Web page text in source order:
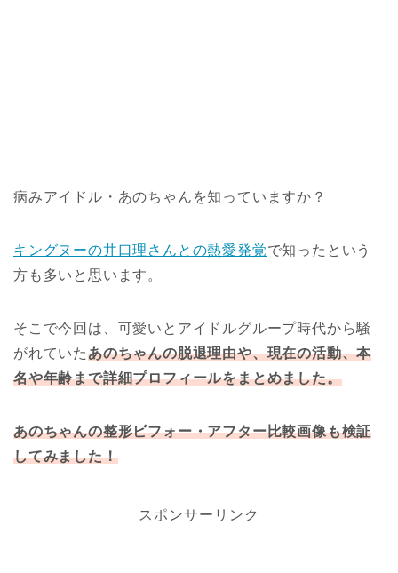
病みアイドル・あのちゃんを知っていますか？
キングヌーの井口理さんとの熱愛発覚で知ったという
方も多いと思います。
そこで今回は、可愛いとアイドルグループ時代から騒
がれていたあのちゃんの脱退理由や、現在の活動、本
名や年齢まで詳細プロフィールをまとめました。
あのちゃんの整形ビフォー・アフター比較画像も検証
してみました！
スポンサーリンク